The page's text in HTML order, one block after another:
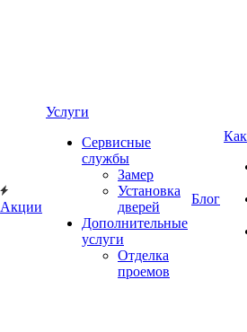
Акции
Услуги
Сервисные
службы
Замер
Установка
дверей
Дополнительные
услуги
Отделка
проемов
Блог